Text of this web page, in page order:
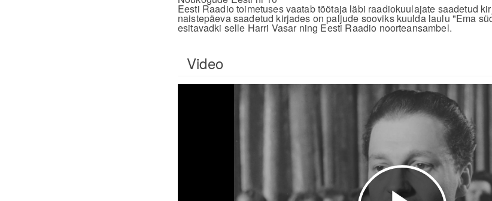
Eesti Raadio toimetuses vaatab töötaja läbi raadiokuulajate saadetud
naistepäeva saadetud kirjades on paljude sooviks kuulda laulu "Ema
esitavadki selle Harri Vasar ning Eesti Raadio noorteansambel.
Video
Esita